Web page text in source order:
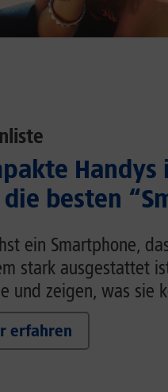
Handys
besten
ein Smartphone,
stark ausgestattet
und zeigen, was sie
erfahren